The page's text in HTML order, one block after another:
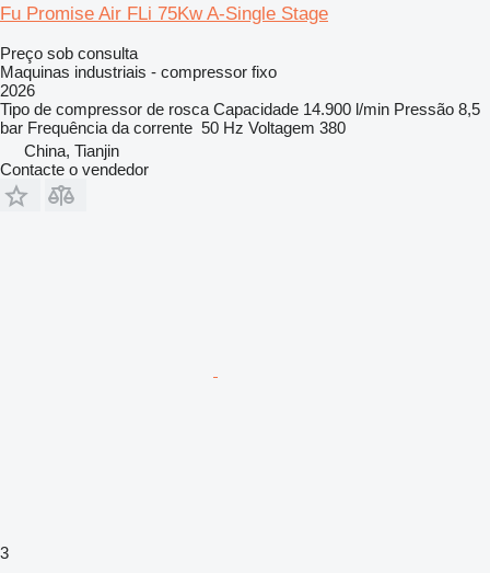
Fu Promise Air FLi 75Kw A-Single Stage
Preço sob consulta
Maquinas industriais - compressor fixo
2026
Tipo de compressor de rosca Capacidade 14.900 l/min Pressão 8,5
bar Frequência da corrente 50 Hz Voltagem 380
China, Tianjin
Contacte o vendedor
3